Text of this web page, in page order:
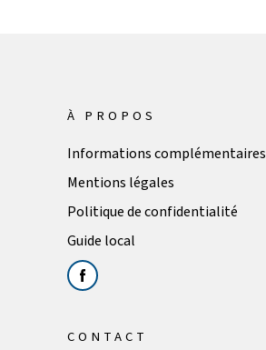
À PROPOS
Informations complémentaires
Mentions légales
Politique de confidentialité
Guide local
CONTACT